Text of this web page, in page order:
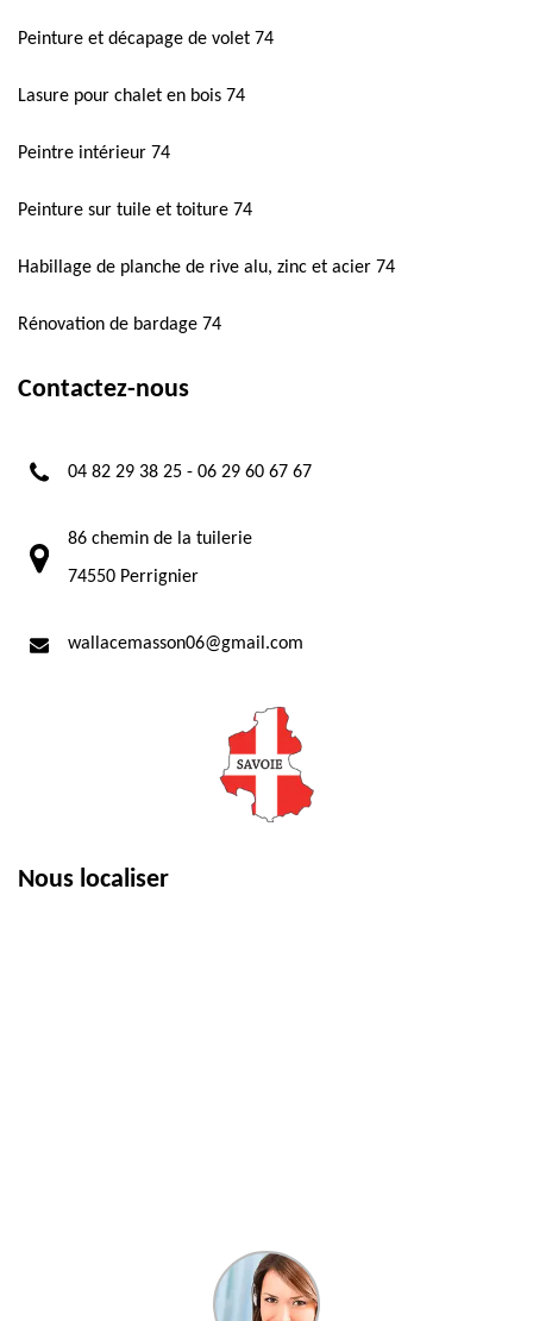
Peinture et décapage de volet 74
Lasure pour chalet en bois 74
Peintre intérieur 74
Peinture sur tuile et toiture 74
Habillage de planche de rive alu, zinc et acier 74
Rénovation de bardage 74
Contactez-nous
04 82 29 38 25 - 06 29 60 67 67
86 chemin de la tuilerie
74550 Perrignier
wallacemasson06@gmail.com
Nous localiser